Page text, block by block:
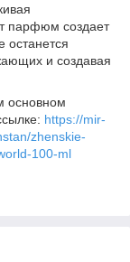
парфюм создает
останется
и создавая
основном
https://mir-
zhenskie-
100-ml